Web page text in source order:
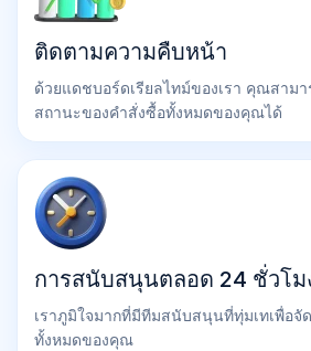
ติดตามความคืบหน้า
ด้วยแดชบอร์ดเรียลไทม์ของเรา คุณสาม
สถานะของคำสั่งซื้อทั้งหมดของคุณได้
การสนับสนุนตลอด 24 ชั่วโ
เราภูมิใจมากที่มีทีมสนับสนุนที่ทุ่มเทเพื่อจั
ทั้งหมดของคุณ